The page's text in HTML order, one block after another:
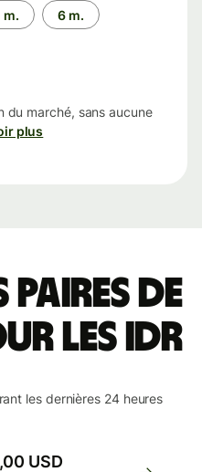
m. 6 m.
du marché, sans aucune
plus
paires de
les IDR
les dernières 24 heures
USD